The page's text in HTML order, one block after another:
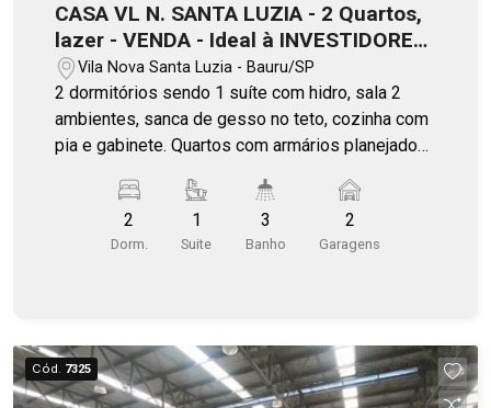
CASA VL N. SANTA LUZIA - 2 Quartos,
lazer - VENDA - Ideal à INVESTIDORES
/Bauru
Vila Nova Santa Luzia - Bauru/SP
2 dormitórios sendo 1 suíte com hidro, sala 2
ambientes, sanca de gesso no teto, cozinha com
pia e gabinete. Quartos com armários planejados,
edícula, garagem para 2 carros e mais o comércio
alugada com renda mensal de R$ 2 mil/mês.
2
Dorm.
1
Suite
3
Banho
2
Garagens
Cód. 7325